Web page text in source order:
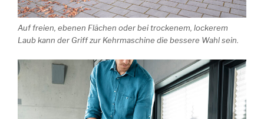
Auf freien, ebenen Flächen oder bei trockenem, lockerem
Laub kann der Griff zur Kehrmaschine die bessere Wahl sein.